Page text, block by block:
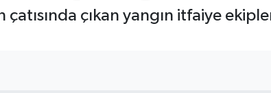
çatısında çıkan yangın itfaiye